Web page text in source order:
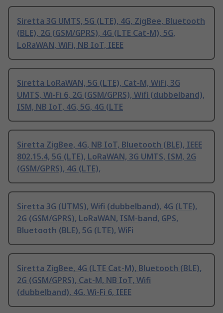
Siretta 3G UMTS, 5G (LTE), 4G, ZigBee, Bluetooth
(BLE), 2G (GSM/GPRS), 4G (LTE Cat-M), 5G,
LoRaWAN, WiFi, NB IoT, IEEE
Siretta LoRaWAN, 5G (LTE), Cat-M, WiFi, 3G
UMTS, Wi-Fi 6, 2G (GSM/GPRS), Wifi (dubbelband),
ISM, NB IoT, 4G, 5G, 4G (LTE
Siretta ZigBee, 4G, NB IoT, Bluetooth (BLE), IEEE
802.15.4, 5G (LTE), LoRaWAN, 3G UMTS, ISM, 2G
(GSM/GPRS), 4G (LTE),
Siretta 3G (UTMS), Wifi (dubbelband), 4G (LTE),
2G (GSM/GPRS), LoRaWAN, ISM-band, GPS,
Bluetooth (BLE), 5G (LTE), WiFi
Siretta ZigBee, 4G (LTE Cat-M), Bluetooth (BLE),
2G (GSM/GPRS), Cat-M, NB IoT, Wifi
(dubbelband), 4G, Wi-Fi 6, IEEE